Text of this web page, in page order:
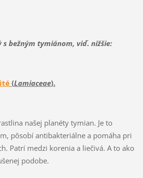
s bežným tymiánom, viď. nižšie:
(Lamiaceae).
našej planéty tymian. Je to
pôsobí antibakteriálne a pomáha pri
Patrí medzi korenia a liečivá. A to ako
podobe.